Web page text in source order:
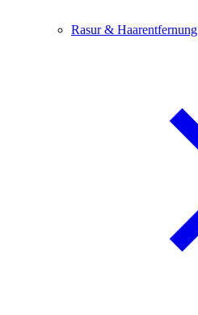
Rasur & Haarentfernung